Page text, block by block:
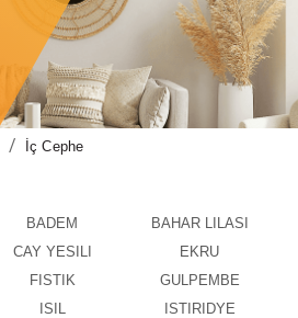
/ İç Cephe
BADEM
BAHAR LILASI
CAY YESILI
EKRU
FISTIK
GULPEMBE
ISIL
ISTIRIDYE